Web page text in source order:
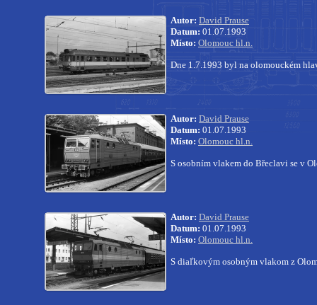
Autor: David Prause
Datum: 01.07.1993
Místo: Olomouc hl.n.
Dne 1.7.1993 byl na olomouckém
Autor: David Prause
Datum: 01.07.1993
Místo: Olomouc hl.n.
S osobním vlakem do Břeclavi se v
Autor: David Prause
Datum: 01.07.1993
Místo: Olomouc hl.n.
S diaľkovým osobným vlakom z